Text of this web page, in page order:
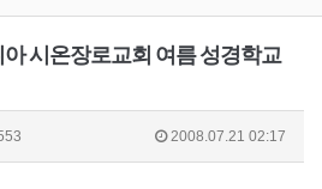
시온장로교회 여름 성경학교
2008.07.21 02:17